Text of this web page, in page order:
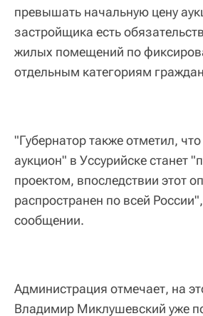
превышать начальную цену
застройщика есть
жилых помещений по
отдельным категориям
"Губернатор также отметил,
аукцион" в Уссурийске станет
проектом, впоследствии этот
распространен по всей
сообщении.
Администрация отмечает, на
Владимир Миклушевский уже